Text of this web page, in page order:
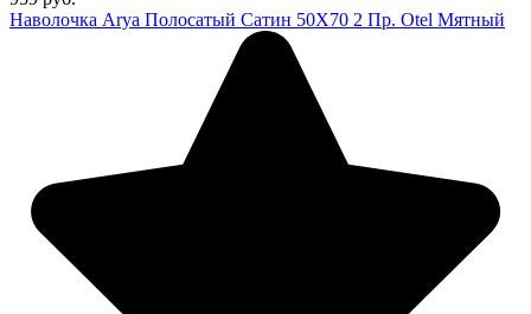
Наволочка Arya Полосатый Сатин 50X70 2 Пр. Otel Мятный